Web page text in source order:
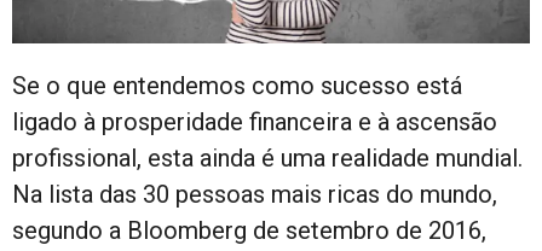
Se o que entendemos como sucesso está
ligado à prosperidade financeira e à ascensão
profissional, esta ainda é uma realidade mundial.
Na lista das 30 pessoas mais ricas do mundo,
segundo a Bloomberg de setembro de 2016,